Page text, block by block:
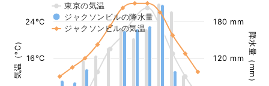
気温（°C） 降水量（mm）
東京の気温
ジャクソンビルの降水量
ジャクソンビルの気温
16°C
24°C
120 mm
180 mm